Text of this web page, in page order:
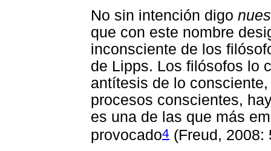
No sin intención digo
que con este nombre
inconsciente de los
de Lipps. Los filósofos lo
antítesis de lo
procesos conscientes,
es una de las que más
provocado4 (Freud, 2008: